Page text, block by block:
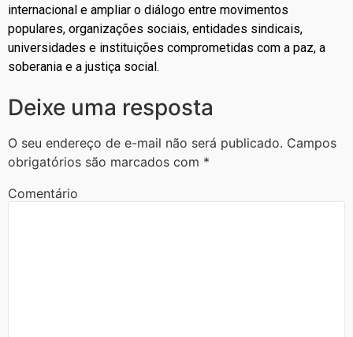
internacional e ampliar o diálogo entre movimentos
populares, organizações sociais, entidades sindicais,
universidades e instituições comprometidas com a paz, a
soberania e a justiça social.
Deixe uma resposta
O seu endereço de e-mail não será publicado. Campos
obrigatórios são marcados com *
Comentário